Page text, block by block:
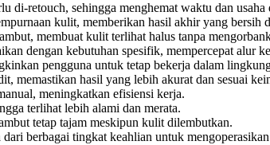
di-retouch, sehingga menghemat waktu dan usaha
kulit, memberikan hasil akhir yang bersih
membuat kulit terlihat halus tanpa
dengan kebutuhan spesifik, mempercepat alur
pengguna untuk tetap bekerja dalam
memastikan hasil yang lebih akurat dan sesuai
meningkatkan efisiensi kerja.
terlihat lebih alami dan merata.
tetap tajam meskipun kulit dilembutkan.
berbagai tingkat keahlian untuk